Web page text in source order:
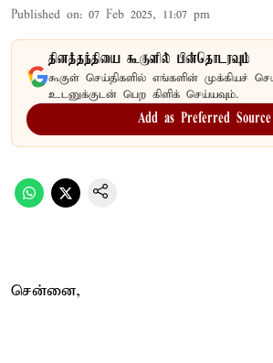
Published on: 07 Feb 2025, 11:07 pm
தினத்தந்தியை கூகுளில் பின்தொடரவும்
கூகுள் செய்திகளில் எங்களின் முக்கியச்
உடனுக்குடன் பெற கிளிக் செய்யவும்.
Add as Preferred Source
சென்னை,